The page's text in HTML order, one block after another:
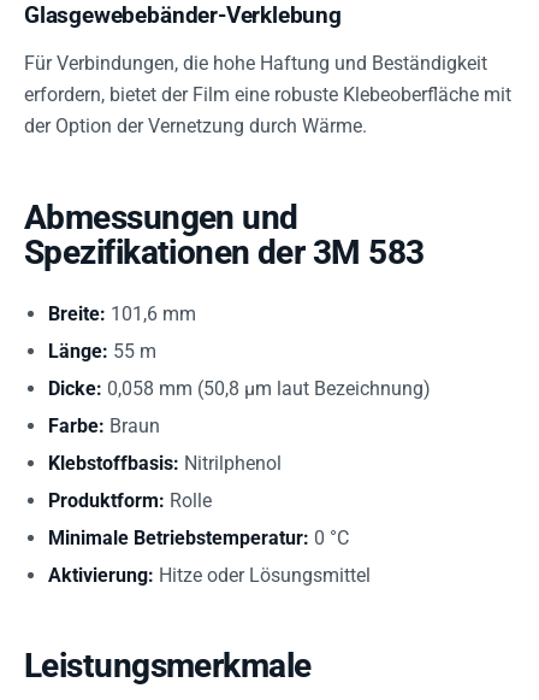
Glasgewebebänder-Verklebung
Für Verbindungen, die hohe Haftung und Beständigkeit
erfordern, bietet der Film eine robuste Klebeoberfläche mit
der Option der Vernetzung durch Wärme.
Abmessungen und
Spezifikationen der 3M 583
Breite: 101,6 mm
Länge: 55 m
Dicke: 0,058 mm (50,8 µm laut Bezeichnung)
Farbe: Braun
Klebstoffbasis: Nitrilphenol
Produktform: Rolle
Minimale Betriebstemperatur: 0 °C
Aktivierung: Hitze oder Lösungsmittel
Leistungsmerkmale